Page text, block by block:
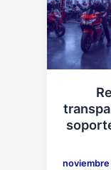
noviembre